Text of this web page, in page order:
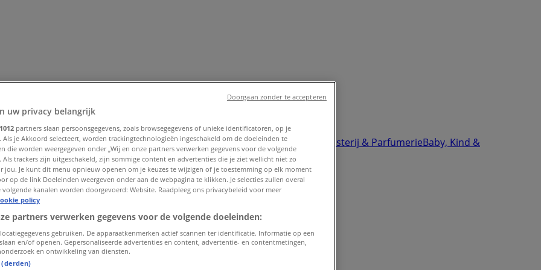
Bouwmarkt & TuinWonen & MeubelsComputers & Elektronica Drogisterij & ParfumerieBaby, Kind &
FietsBiomarktVakantie & Reizen
uw privacy belangrijk
1012 partners slaan persoonsgegevens, zoals browsegegevens of unieke identificatoren, op je
Als je Akkoord selecteert, worden trackingtechnologieën ingeschakeld om de doeleinden te
die worden weergegeven onder „Wij en onze partners verwerken gegevens voor de volgende
Als trackers zijn uitgeschakeld, zijn sommige content en advertenties die je ziet wellicht niet zo
jou. Je kunt dit menu opnieuw openen om je keuzes te wijzigen of je toestemming op elk moment
op de link Doeleinden weergeven onder aan de webpagina te klikken. Je selecties zullen overal
volgende kanalen worden doorgevoerd: Website. Raadpleeg ons privacybeleid voor meer
policy
partners verwerken gegevens voor de volgende doeleinden:
gebruiken. De apparaatkenmerken actief scannen ter identificatie. Informatie op een
en/of openen. Gepersonaliseerde advertenties en content, advertentie- en contentmetingen,
en ontwikkeling van diensten.
Doorgaan zonder te accepteren